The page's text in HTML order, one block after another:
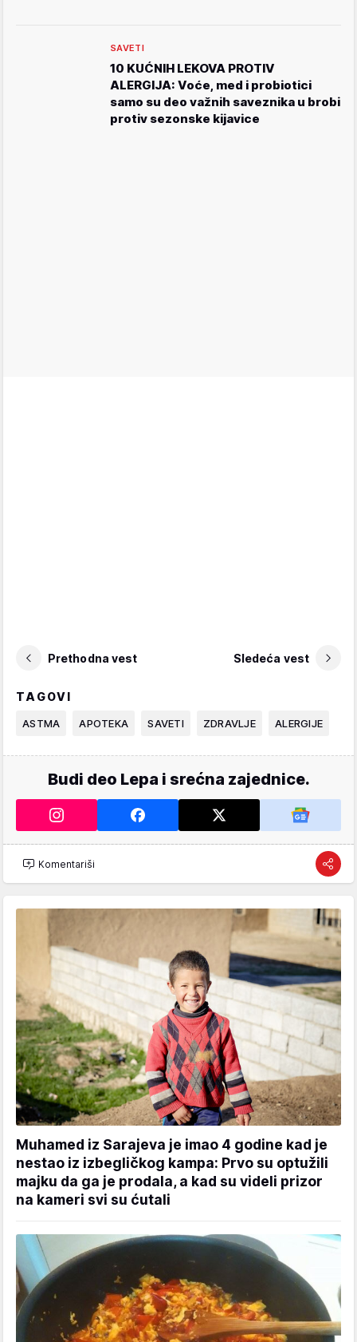
SAVETI
10 KUĆNIH LEKOVA PROTIV
ALERGIJA: Voće, med i probiotici
samo su deo važnih saveznika u brobi
protiv sezonske kijavice
Prethodna vest Sledeća vest
TAGOVI
ASTMA APOTEKA SAVETI ZDRAVLJE ALERGIJE
Budi deo Lepa i srećna zajednice.
Komentariši
Muhamed iz Sarajeva je imao 4 godine kad je
nestao iz izbegličkog kampa: Prvo su optužili
majku da ga je prodala, a kad su videli prizor
na kameri svi su ćutali